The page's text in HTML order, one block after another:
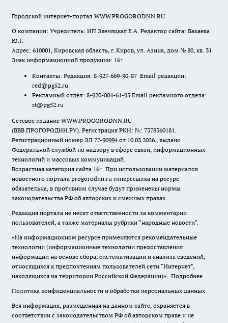
Городской интернет-портал WWW.PROGORODNN.RU
О компании: Учредитель: ИП Звеняцкая Е.А. Редактор сайта: Бакаева
Ю.Г.
Адрес: 610001, Кировская область, г. Киров, ул. Азина, дом № 80, кв. 31
Знак информационной продукции: 16+
Контакты: Редакция: 8-927-669-90-87 Email редакции:
red@pg52.ru
Рекламный отдел: 8-920-004-61-95 Email рекламного отдела:
st@pg52.ru
Сетевое издание WWW.PROGORODNN.RU
(ВВВ.ПРОГОРОДНН.РУ). Регистрация РКН: №: 7378360181.
Регистрационный номер ЭЛ 77-90994 от 10.03.2026., выдано
Федеральной службой по надзору в сфере связи, информационных
технологий и массовых коммуникаций.
Возрастная категория сайта 16+. При использовании материалов
новостного портала progorodnn.ru гиперссылка на ресурс
обязательна, в противном случае будут применены нормы
законодательства РФ об авторских и смежных правах.
Редакция портала не несет ответственности за комментарии
пользователей, а также материалы рубрики "народные новости".
«На информационном ресурсе применяются рекомендательные
технологии (информационные технологии предоставления
информации на основе сбора, систематизации и анализа сведений,
относящихся к предпочтениям пользователей сети "Интернет",
находящихся на территории Российской Федерации)». Подробнее
Политика конфиденциальности и обработки персональных данных
Вся информация, размещенная на данном сайте, охраняется в
соответствии с законодательством РФ об авторском праве и не